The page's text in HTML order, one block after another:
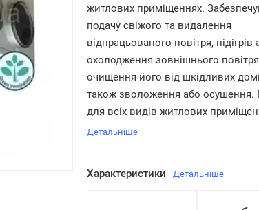
житлових приміщеннях.
подачу свіжого та видалення
відпрацьованого повітря, підігрів
охолодження зовнішнього
очищення його від шкідливих
також зволоження або осушення.
для всіх видів житлових
Детальніше
Характеристики Детальніше